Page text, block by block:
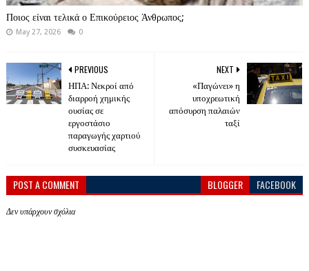
Ποιος είναι τελικά ο Επικούρειος Άνθρωπος;
May 27, 2026 0
NEXT
«Παγώνει» η
υποχρεωτική
απόσυρση παλαιών
ταξί
PREVIOUS
ΗΠΑ: Νεκροί από
διαρροή χημικής
ουσίας σε
εργοστάσιο
παραγωγής χαρτιού
συσκευασίας
POST A COMMENT BLOGGER FACEBOOK
Δεν υπάρχουν σχόλια